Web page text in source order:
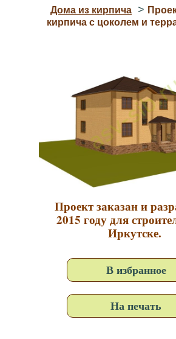
Дома из кирпича >
кирпича с цоколем и
Проект заказан и
2015 году для
Иркутске.
В избранное
На печать